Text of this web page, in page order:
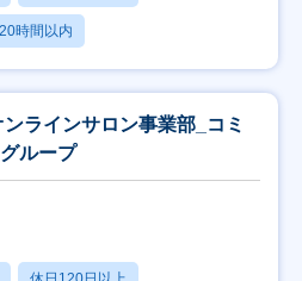
時間以内
ラインサロン事業部_コミ
ループ